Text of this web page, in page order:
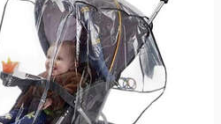
چسب چسب
وایت برد
لوازم اداری و
همه دسته بندی های
کتاب، لوازم التحریر و هنر